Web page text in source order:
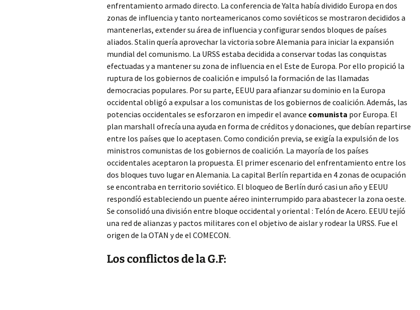
enfrentamiento armado directo. La conferencia de Yalta había dividido Europa en dos
zonas de influencia y tanto norteamericanos como soviéticos se mostraron decididos a
mantenerlas, extender su área de influencia y configurar sendos bloques de países
aliados. Stalin quería aprovechar la victoria sobre Alemania para iniciar la expansión
mundial del comunismo. La URSS estaba decidida a conservar todas las conquistas
efectuadas y a mantener su zona de influencia en el Este de Europa. Por ello propició la
ruptura de los gobiernos de coalición e impulsó la formación de las llamadas
democracias populares. Por su parte, EEUU para afianzar su dominio en la Europa
occidental obligó a expulsar a los comunistas de los gobiernos de coalición. Además, las
potencias occidentales se esforzaron en impedir el avance comunista por Europa. El
plan marshall ofrecía una ayuda en forma de créditos y donaciones, que debían repartirse
entre los países que lo aceptasen. Como condición previa, se exigía la expulsión de los
ministros comunistas de los gobiernos de coalición. La mayoría de los países
occidentales aceptaron la propuesta. El primer escenario del enfrentamiento entre los
dos bloques tuvo lugar en Alemania. La capital Berlín repartida en 4 zonas de ocupación
se encontraba en territorio soviético. El bloqueo de Berlín duró casi un año y EEUU
respondíó estableciendo un puente aéreo ininterrumpido para abastecer la zona oeste.
Se consolidó una división entre bloque occidental y oriental : Telón de Acero. EEUU tejíó
una red de alianzas y pactos militares con el objetivo de aislar y rodear la URSS. Fue el
origen de la OTAN y de el COMECON.
Los conflictos de la G.F: